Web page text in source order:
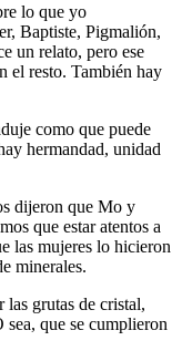
lo que yo
Baptiste, Pigmalión,
un relato, pero ese
el resto. También hay
como que puede
hermandad, unidad
dijeron que Mo y
que estar atentos a
las mujeres lo hicieron
minerales.
las grutas de cristal,
sea, que se cumplieron